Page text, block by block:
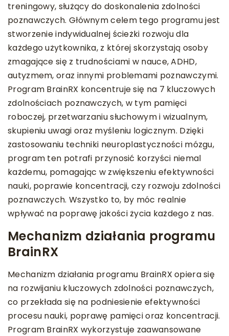
treningowy, służący do doskonalenia zdolności
poznawczych. Głównym celem tego programu jest
stworzenie indywidualnej ścieżki rozwoju dla
każdego użytkownika, z której skorzystają osoby
zmagające się z trudnościami w nauce, ADHD,
autyzmem, oraz innymi problemami poznawczymi.
Program BrainRX koncentruje się na 7 kluczowych
zdolnościach poznawczych, w tym pamięci
roboczej, przetwarzaniu słuchowym i wizualnym,
skupieniu uwagi oraz myśleniu logicznym. Dzięki
zastosowaniu techniki neuroplastyczności mózgu,
program ten potrafi przynosić korzyści niemal
każdemu, pomagając w zwiększeniu efektywności
nauki, poprawie koncentracji, czy rozwoju zdolności
poznawczych. Wszystko to, by móc realnie
wpływać na poprawę jakości życia każdego z nas.
Mechanizm działania programu
BrainRX
Mechanizm działania programu BrainRX opiera się
na rozwijaniu kluczowych zdolności poznawczych,
co przekłada się na podniesienie efektywności
procesu nauki, poprawę pamięci oraz koncentracji.
Program BrainRX wykorzystuje zaawansowane